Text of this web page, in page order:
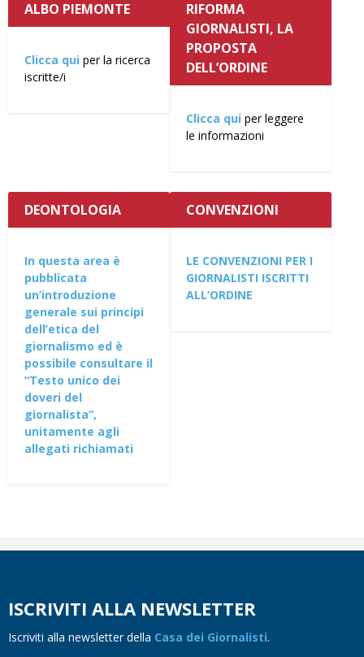
ALBO PIEMONTE
Clicca qui per la ricerca
iscritte/i
RIFORMA
GIORNALISTI, LA
PROPOSTA
DELL’ORDINE
Clicca qui per leggere
le informazioni
DEONTOLOGIA
In questa area è
pubblicata
un’introduzione
generale sui principi
dell’etica del
giornalismo ed è
possibile consultare il
“Testo unico dei
doveri del
giornalista”,
unitamente agli
allegati richiamati
CONVENZIONI
LE CONVENZIONI PER I
GIORNALISTI ISCRITTI
ALL’ORDINE
ISCRIVITI ALLA NEWSLETTER
Iscriviti alla newsletter della Casa dei Giornalisti.